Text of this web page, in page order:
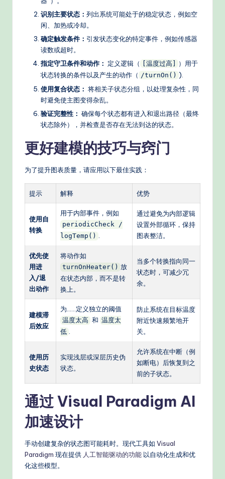
识别主要状态： 列出系统可能处于的稳定状态，例如空
闲、加热或冷却。
确定触发条件： 引发状态变化的特定事件，例如传感器
读数或超时。
指定守卫条件和动作： 定义逻辑（ [温度过高]
）用于
状态转换的条件以及产生的动作（ /turnOn() ).
使用复合状态： 将相关子状态分组，以处理复杂性，同
时避免使主图变得杂乱。
验证完整性： 确保每个状态都有进入和退出路径（最终
状态除外），并检查是否存在无法到达的状态。
更好建模的技巧与窍门
为了提升图表质量，请应用以下最佳实践：
提示 解释 优势
使用自
转换
用于内部事件，例如
periodicCheck /
logTemp() .
通过避免为内部逻辑
设置外部循环，保持
图表整洁。
优先使
用进
入/退
出动作
将动作如
turnOnHeater() 放
在状态内部，而不是转
换上。
当多个转换指向同一
状态时，可减少冗
余。
建模滞
后效应
为……定义独立的阈值
温度太高 和 温度太
低 .
防止系统在目标温度
附近快速频繁地开
关。
使用历
史状态
实现浅层或深层历史伪
状态。
允许系统在中断（例
如断电）后恢复到之
前的子状态。
通过 Visual Paradigm AI
加速设计
手动创建复杂的状态图可能耗时。现代工具如 Visual
Paradigm 现在提供 人工智能驱动的功能 以自动化生成和优
化这些模型。